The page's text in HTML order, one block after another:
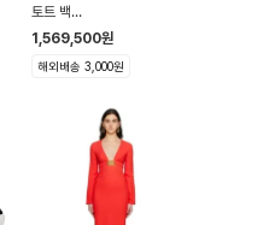
토트 백
MC4170PP0NOS5
1,569,500원
해외배송 3,000원